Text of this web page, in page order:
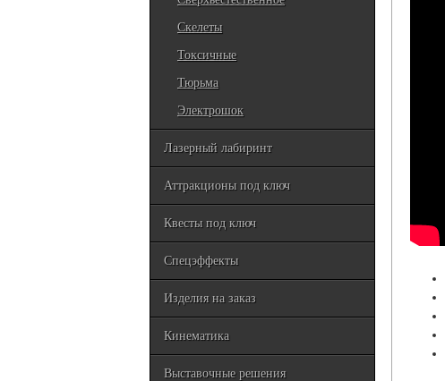
Скелеты
Токсичные
Тюрьма
Электрошок
Лазерный лабиринт
Аттракционы под ключ
Квесты под ключ
Спецэффекты
Изделия на заказ
Кинематика
Выставочные решения